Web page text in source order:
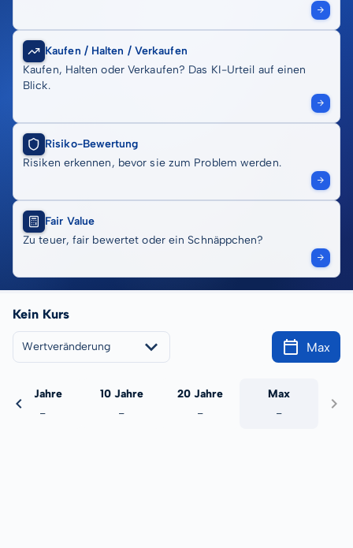
Kaufen / Halten / Verkaufen
Kaufen, Halten oder Verkaufen? Das KI-Urteil auf einen
Blick.
Risiko-Bewertung
Risiken erkennen, bevor sie zum Problem werden.
Fair Value
Zu teuer, fair bewertet oder ein Schnäppchen?
Kein Kurs
Wertveränderung Max
5 Jahre
-
10 Jahre
-
20 Jahre
-
Max
-